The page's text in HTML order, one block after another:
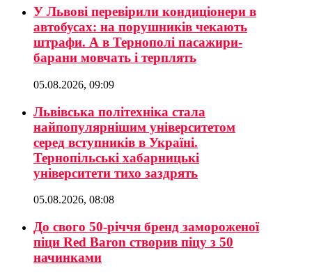
У Львові перевірили кондиціонери в
автобусах: на порушників чекають
штрафи. А в Тернополі пасажири-
барани мовчать і терплять
05.08.2026, 09:09
Львівська політехніка стала
найпопулярнішим університетом
серед вступників в Україні.
Тернопільські хабарницькі
університети тихо заздрять
05.08.2026, 08:08
До свого 50-річчя бренд замороженої
піци Red Baron створив піцу з 50
начинками